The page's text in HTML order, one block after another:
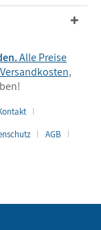
Alle Preise
Versandkosten,
AGB